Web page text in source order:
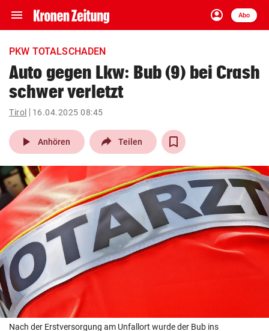
menu Navigation
ein-/ausklappen
account_circle
Anmelden
Abo
close Schließen
account_circle Anmelden
pin_drop
Wien arrow_right
bookmark
search
Suchbegriff
eingeben
© Krone Multimedia GmbH & Co KG 2026
Muthgasse 2, 1190 Wien
PKW TOTALSCHADEN
Auto gegen Lkw: Bub (9) bei Crash
schwer verletzt
Tirol 16.04.2025 08:45
play_arrow Anhören Teilen
Nach der Erstversorgung am Unfallort wurde der Bub ins